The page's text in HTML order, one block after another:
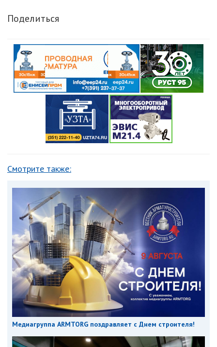
Поделиться
Смотрите также:
Медиагруппа ARMTORG поздравляет с Днем строителя!